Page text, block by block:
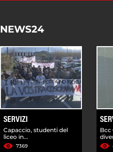
NEWS24
SERVIZI
Capaccio, studenti del
liceo in...
7369
Bcc